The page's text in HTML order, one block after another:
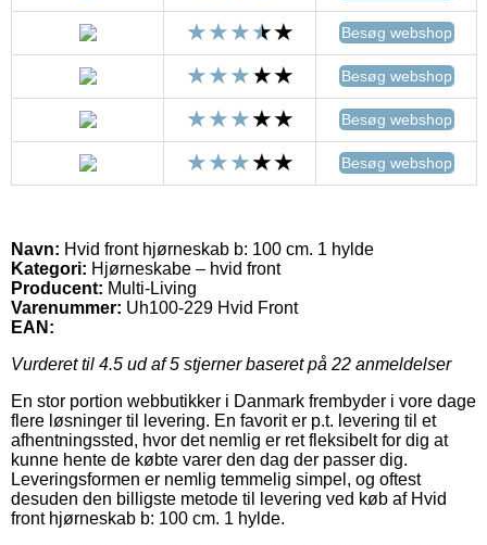
Besøg webshop
Besøg webshop
Besøg webshop
Besøg webshop
Navn: Hvid front hjørneskab b: 100 cm. 1 hylde
Kategori: Hjørneskabe – hvid front
Producent: Multi-Living
Varenummer: Uh100-229 Hvid Front
EAN:
Vurderet til 4.5 ud af 5 stjerner baseret på 22 anmeldelser
En stor portion webbutikker i Danmark frembyder i vore dage
flere løsninger til levering. En favorit er p.t. levering til et
afhentningssted, hvor det nemlig er ret fleksibelt for dig at
kunne hente de købte varer den dag der passer dig.
Leveringsformen er nemlig temmelig simpel, og oftest
desuden den billigste metode til levering ved køb af Hvid
front hjørneskab b: 100 cm. 1 hylde.